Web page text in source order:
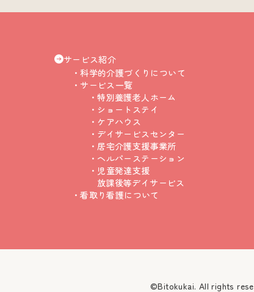
サービス紹介
科学的介護づくりについて
サービス一覧
特別養護老人ホーム
ショートステイ
ケアハウス
デイサービスセンター
居宅介護支援事業所
ヘルパーステーション
児童発達支援
放課後等デイサービス
看取り看護について
©Bitokukai. All rights